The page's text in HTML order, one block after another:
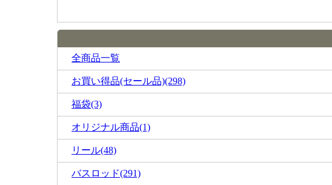
全商品一覧
お買い得品(セール品)(298)
福袋(3)
オリジナル商品(1)
リール(48)
バスロッド(291)